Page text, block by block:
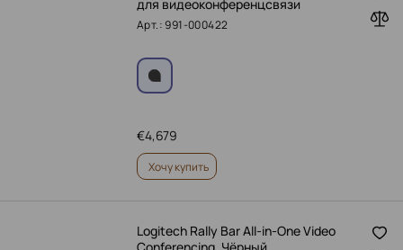
для видеоконференцсвязи
Арт.: 991-000422
4,679
€
Хочу купить
Logitech Rally Bar All-in-One Video